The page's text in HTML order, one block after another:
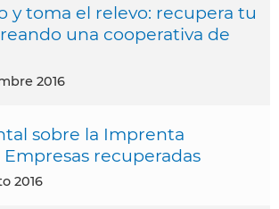
y toma el relevo: recupera tu
una cooperativa de
2016
sobre la Imprenta
Empresas recuperadas
2016